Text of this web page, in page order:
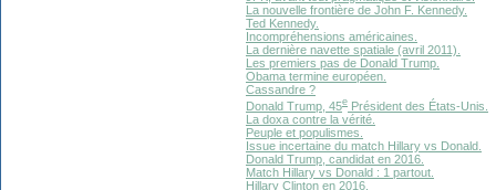
La nouvelle frontière de John F. Kennedy.
Ted Kennedy.
Incompréhensions américaines.
La dernière navette spatiale (avril 2011).
Les premiers pas de Donald Trump.
Obama termine européen.
Cassandre ?
Donald Trump, 45e Président des États-Unis.
La doxa contre la vérité.
Peuple et populismes.
Issue incertaine du match Hillary vs Donald.
Donald Trump, candidat en 2016.
Match Hillary vs Donald : 1 partout.
Hillary Clinton en 2016.